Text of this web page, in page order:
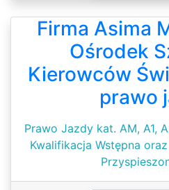
Firma Asima
Ośrodek
Kierowców
prawo
Prawo Jazdy kat. AM, A1,
Kwalifikacja Wstępna